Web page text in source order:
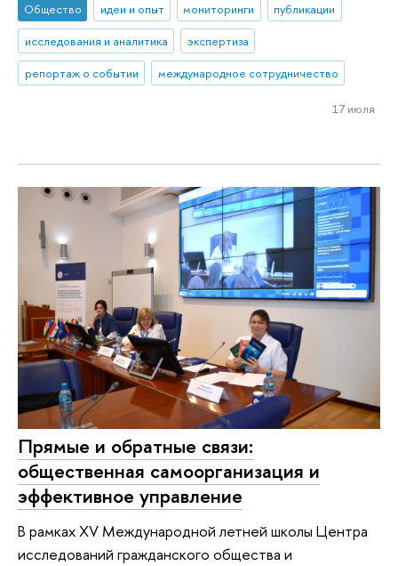
Общество идеи и опыт мониторинги
публикации
исследования и аналитика
экспертиза
репортаж о событии
международное сотрудничество
17 июля
Прямые и обратные связи:
общественная самоорганизация и
эффективное управление
В рамках XV Международной летней школы Центра
исследований гражданского общества и